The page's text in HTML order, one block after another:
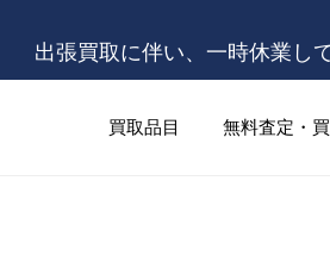
出張買取に伴い、一時休業し
買取品目 無料査定・